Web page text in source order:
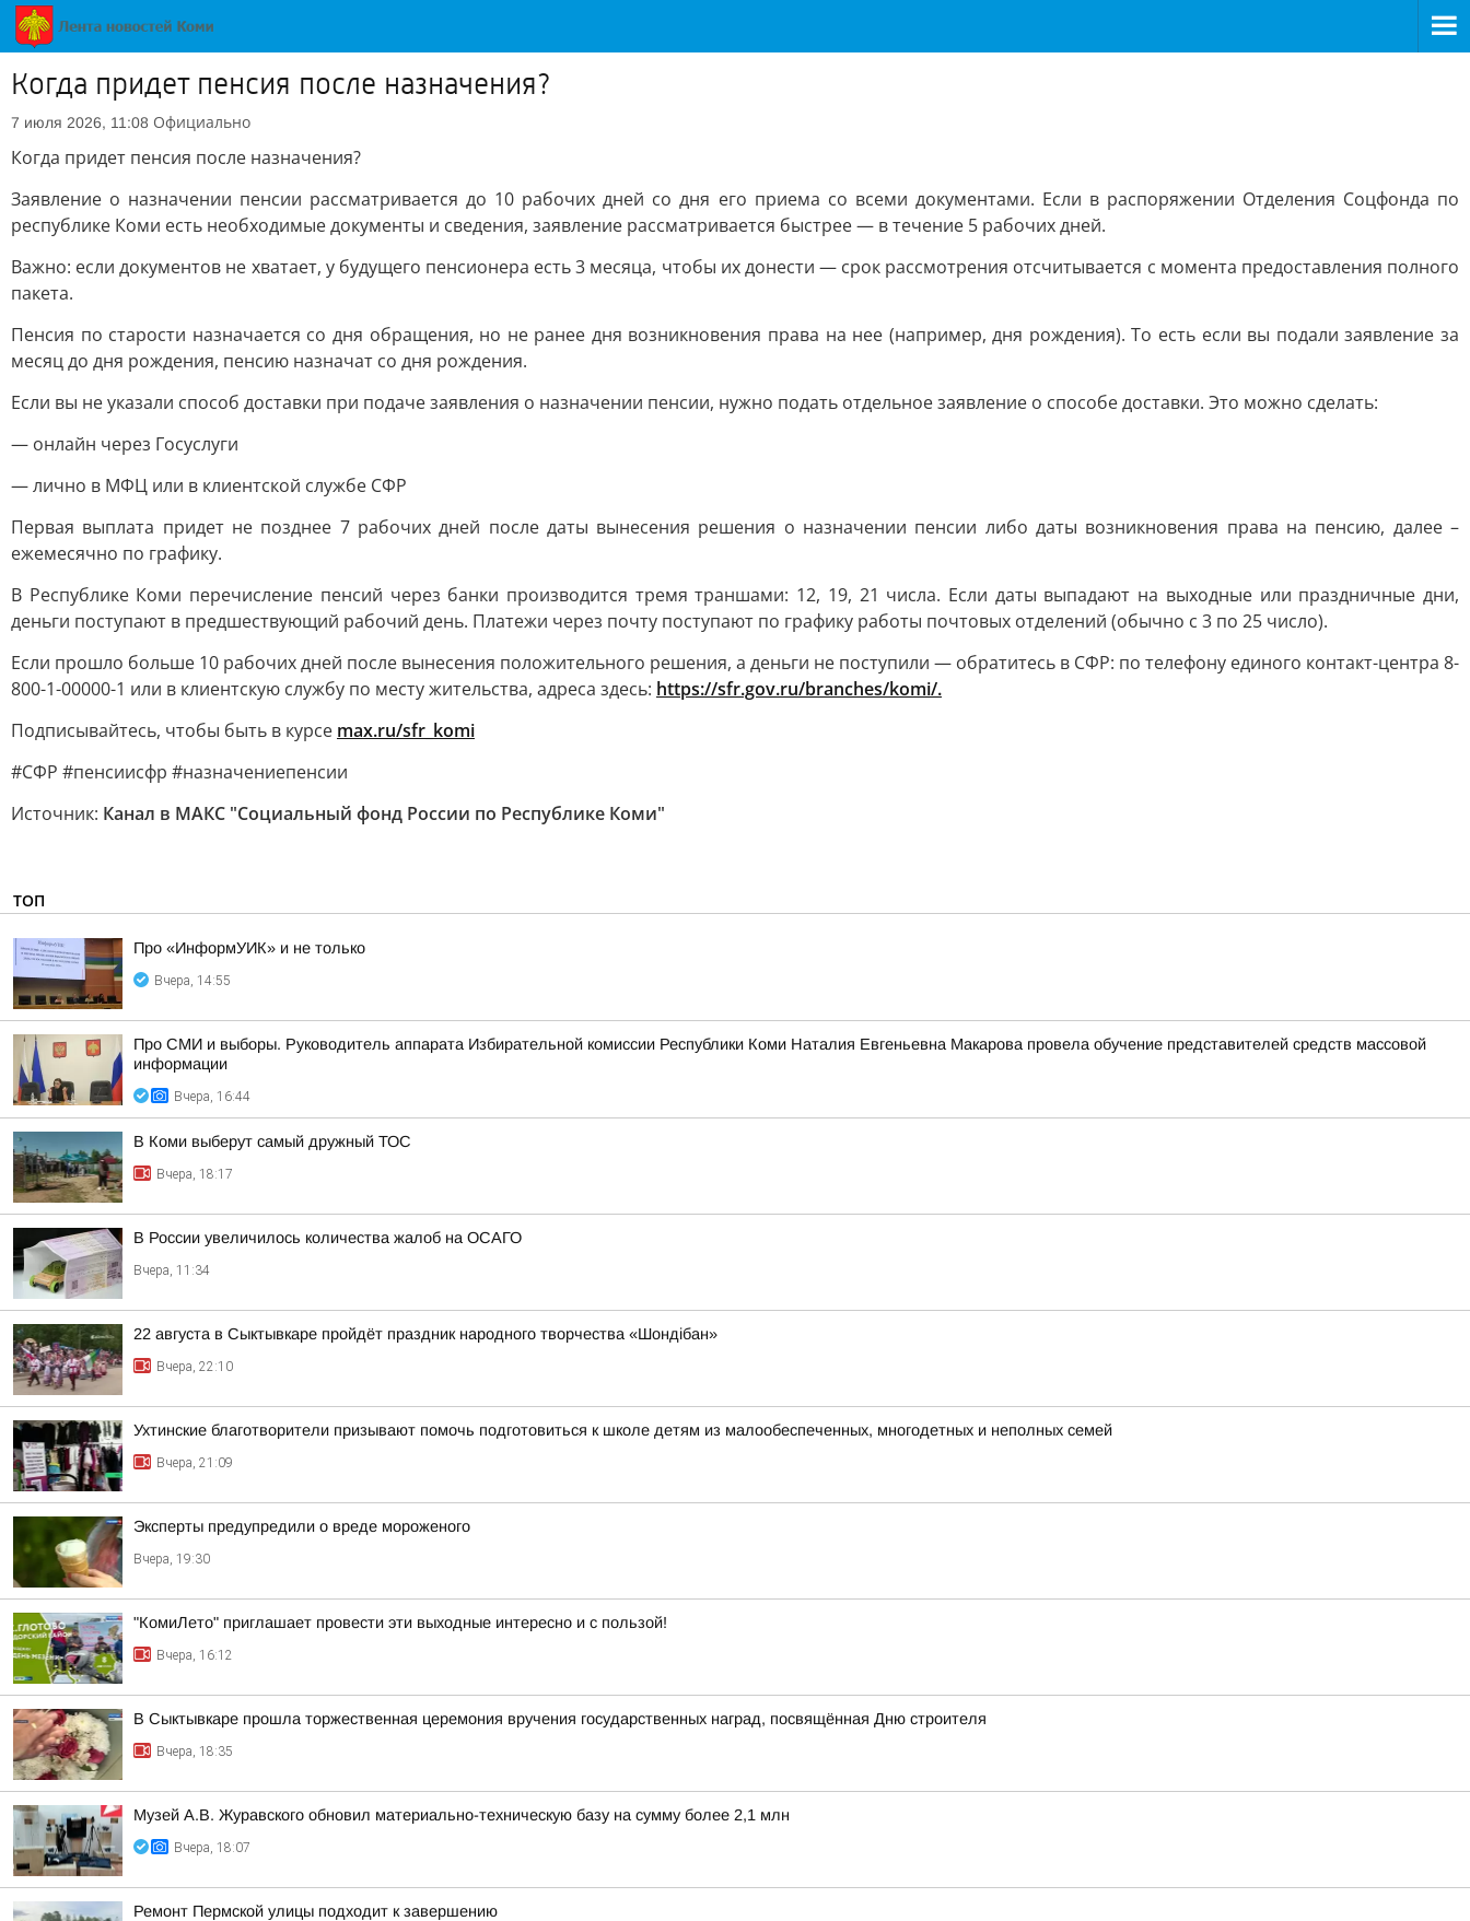
Когда придет пенсия после назначения?
7 июля 2026, 11:08 Официально
Когда придет пенсия после назначения?
Заявление о назначении пенсии рассматривается до 10 рабочих дней со дня его приема со всеми документами. Если в распоряжении Отделения Соцфонда по
республике Коми есть необходимые документы и сведения, заявление рассматривается быстрее — в течение 5 рабочих дней.
Важно: если документов не хватает, у будущего пенсионера есть 3 месяца, чтобы их донести — срок рассмотрения отсчитывается с момента предоставления полного
пакета.
Пенсия по старости назначается со дня обращения, но не ранее дня возникновения права на нее (например, дня рождения). То есть если вы подали заявление за
месяц до дня рождения, пенсию назначат со дня рождения.
Если вы не указали способ доставки при подаче заявления о назначении пенсии, нужно подать отдельное заявление о способе доставки. Это можно сделать:
— онлайн через Госуслуги
— лично в МФЦ или в клиентской службе СФР
Первая выплата придет не позднее 7 рабочих дней после даты вынесения решения о назначении пенсии либо даты возникновения права на пенсию, далее –
ежемесячно по графику.
В Республике Коми перечисление пенсий через банки производится тремя траншами: 12, 19, 21 числа. Если даты выпадают на выходные или праздничные дни,
деньги поступают в предшествующий рабочий день. Платежи через почту поступают по графику работы почтовых отделений (обычно с 3 по 25 число).
Если прошло больше 10 рабочих дней после вынесения положительного решения, а деньги не поступили — обратитесь в СФР: по телефону единого контакт-центра 8-
800-1-00000-1 или в клиентскую службу по месту жительства, адреса здесь: https://sfr.gov.ru/branches/komi/.
Подписывайтесь, чтобы быть в курсе max.ru/sfr_komi
#СФР #пенсиисфр #назначениепенсии
Источник: Канал в МАКС "Социальный фонд России по Республике Коми"
ТОП
Про «ИнформУИК» и не только
Вчера, 14:55
Про СМИ и выборы. Руководитель аппарата Избирательной комиссии Республики Коми Наталия Евгеньевна Макарова провела обучение представителей средств массовой
информации
Вчера, 16:44
В Коми выберут самый дружный ТОС
Вчера, 18:17
В России увеличилось количества жалоб на ОСАГО
Вчера, 11:34
22 августа в Сыктывкаре пройдёт праздник народного творчества «Шондібан»
Вчера, 22:10
Ухтинские благотворители призывают помочь подготовиться к школе детям из малообеспеченных, многодетных и неполных семей
Вчера, 21:09
Эксперты предупредили о вреде мороженого
Вчера, 19:30
"КомиЛето" приглашает провести эти выходные интересно и с пользой!
Вчера, 16:12
В Сыктывкаре прошла торжественная церемония вручения государственных наград, посвящённая Дню строителя
Вчера, 18:35
Музей А.В. Журавского обновил материально-техническую базу на сумму более 2,1 млн
Вчера, 18:07
Ремонт Пермской улицы подходит к завершению